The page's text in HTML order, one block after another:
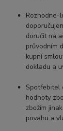
Rozhodne-
doručit na
průvodním
kupní
dokladu a
Spotřebitel
hodnoty
zbožím
povahu a